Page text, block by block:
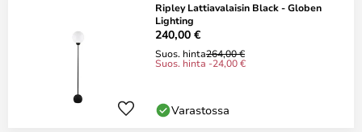
Ripley Lattiavalaisin Black - Globen
Lighting
240,00 €
Suos. hinta264,00 €
Suos. hinta -24,00 €
Varastossa